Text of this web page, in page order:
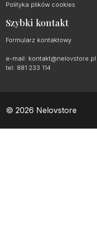
Polityka plików cookies
Szybki kontakt
Formularz kontaktowy
e-mail: kontakt@nelovstore.pl
tel: 881 233 114
© 2026 Nelovstore